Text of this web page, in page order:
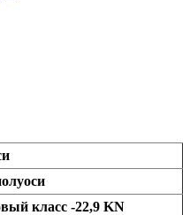
класс -22,9 KN